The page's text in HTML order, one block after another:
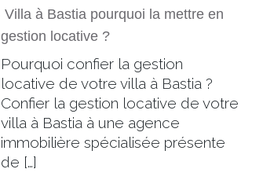
Villa à Bastia pourquoi la mettre en
gestion locative ?
Pourquoi confier la gestion
locative de votre villa à Bastia ?
Confier la gestion locative de votre
villa à Bastia à une agence
immobilière spécialisée présente
de […]